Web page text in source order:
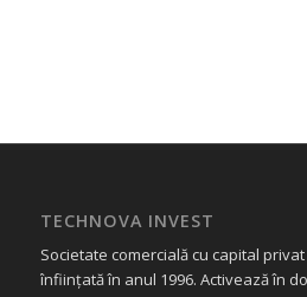
TECHNOVA INVEST
Societate comercială cu capital
înființată în anul 1996. Activează în